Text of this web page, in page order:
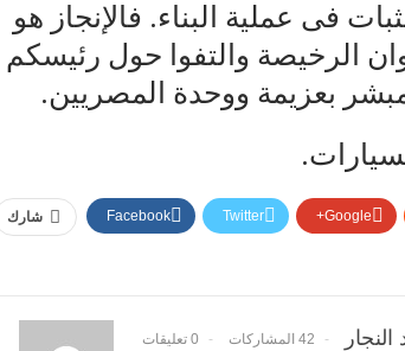
فى عملية البناء. فالإنجاز هو
الرخيصة والتفوا حول رئيسكم
بعزيمة ووحدة المصريين.
شارك Facebook Twitter Google+
النجار 42 المشاركات 0 تعليقات